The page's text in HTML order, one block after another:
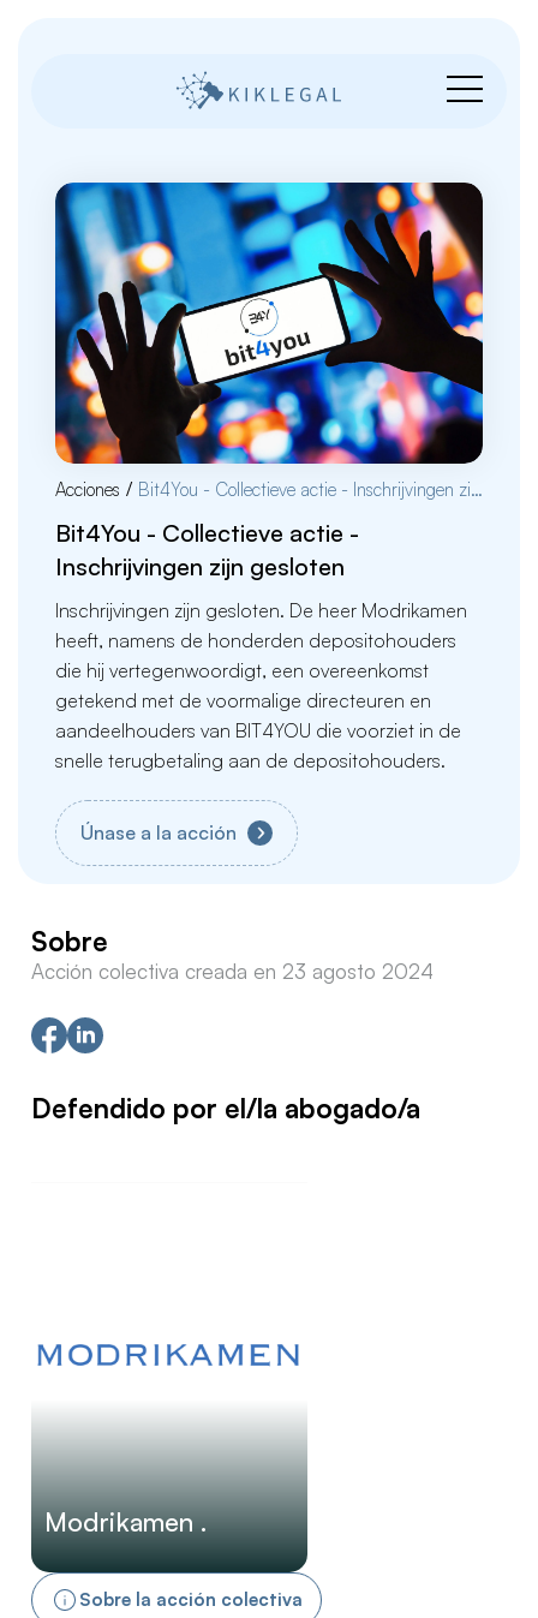
Acciones / Bit4You - Collectieve actie - Inschrijvingen zijn gesloten
Bit4You - Collectieve actie -
Inschrijvingen zijn gesloten
Inschrijvingen zijn gesloten. De heer Modrikamen
heeft, namens de honderden depositohouders
die hij vertegenwoordigt, een overeenkomst
getekend met de voormalige directeuren en
aandeelhouders van BIT4YOU die voorziet in de
snelle terugbetaling aan de depositohouders.
Únase a la acción
Sobre
Acción colectiva creada en 23 agosto 2024
Defendido por el/la abogado/a
Modrikamen .
Sobre la acción colectiva